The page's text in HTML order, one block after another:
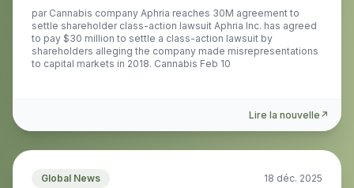
par Cannabis company Aphria reaches 30M agreement to
settle shareholder class-action lawsuit Aphria Inc. has agreed
to pay $30 million to settle a class-action lawsuit by
shareholders alleging the company made misrepresentations
to capital markets in 2018. Cannabis Feb 10
Lire la nouvelle ↗
Global News 18 déc. 2025